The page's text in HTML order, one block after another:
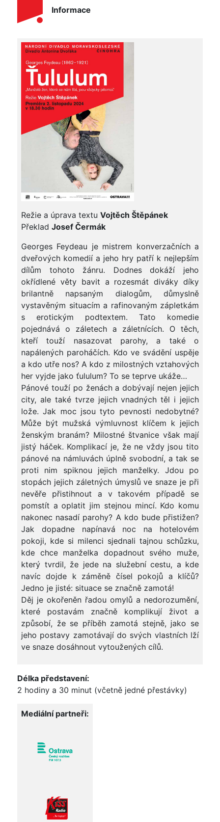
Informace
Režie a úprava textu Vojtěch Štěpánek
Překlad Josef Čermák
Georges Feydeau je mistrem konverzačních a
dveřových komedií a jeho hry patří k nejlepším
dílům tohoto žánru. Dodnes dokáží jeho
okřídlené věty bavit a rozesmát diváky díky
brilantně napsaným dialogům, důmyslně
vystavěným situacím a rafinovaným zápletkám
s erotickým podtextem. Tato komedie
pojednává o záletech a záletnících. O těch,
kteří touží nasazovat parohy, a také o
napálených paroháčích. Kdo ve svádění uspěje
a kdo utře nos? A kdo z milostných vztahových
her vyjde jako ťululum? To se teprve ukáže…
Pánové touží po ženách a dobývají nejen jejich
city, ale také tvrze jejich vnadných těl i jejich
lože. Jak moc jsou tyto pevnosti nedobytné?
Může být mužská výmluvnost klíčem k jejich
ženským branám? Milostné štvanice však mají
jistý háček. Komplikací je, že ne vždy jsou tito
pánové na námluvách úplně svobodní, a tak se
proti nim spiknou jejich manželky. Jdou po
stopách jejich záletných úmyslů ve snaze je při
nevěře přistihnout a v takovém případě se
pomstít a oplatit jim stejnou mincí. Kdo komu
nakonec nasadí parohy? A kdo bude přistižen?
Jak dopadne napínavá noc na hotelovém
pokoji, kde si milenci sjednali tajnou schůzku,
kde chce manželka dopadnout svého muže,
který tvrdil, že jede na služební cestu, a kde
navíc dojde k záměně čísel pokojů a klíčů?
Jedno je jisté: situace se značně zamotá!
Děj je okořeněn řadou omylů a nedorozumění,
které postavám značně komplikují život a
způsobí, že se příběh zamotá stejně, jako se
jeho postavy zamotávají do svých vlastních lží
ve snaze dosáhnout vytoužených cílů.
Délka představení:
2 hodiny a 30 minut (včetně jedné přestávky)
Mediální partneři: